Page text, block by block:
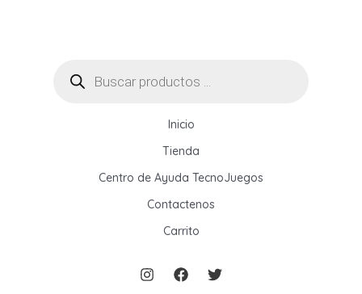
productos
Inicio
Tienda
Centro de Ayuda TecnoJuegos
Contactenos
Carrito